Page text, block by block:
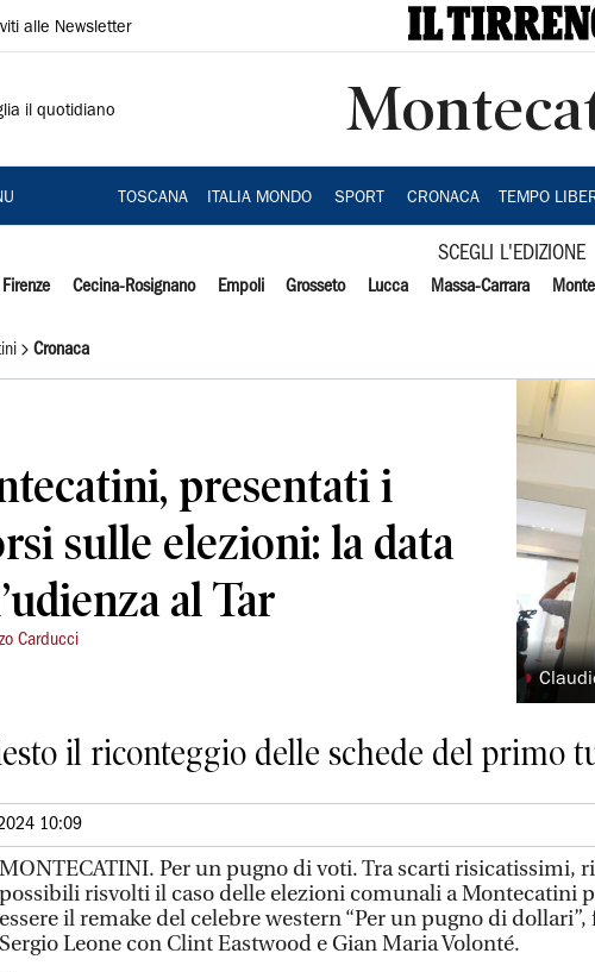
alle Newsletter
il quotidiano
TOSCANA ITALIA MONDO SPORT CRONACA TEMPO
SCEGLI L'EDIZIONE
Firenze Cecina-Rosignano Empoli Grosseto Lucca Massa-Carrara
Cronaca
presentati i
sulle elezioni: la data
al Tar
Carducci
◗
il riconteggio delle schede del primo
10:09
MONTECATINI. Per un pugno di voti. Tra scarti risicatissimi,
possibili risvolti il caso delle elezioni comunali a Montecatini
essere il remake del celebre western “Per un pugno di
Sergio Leone con Clint Eastwood e Gian Maria Volonté.